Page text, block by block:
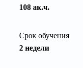
108 ак.ч.
Срок обучения
2 недели